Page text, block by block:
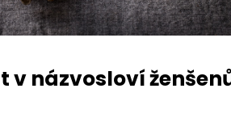
v názvosloví